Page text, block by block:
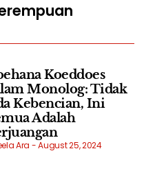
Koeddoes
Monolog: Tidak
Kebencian, Ini
Adalah
Ara August 25, 2024